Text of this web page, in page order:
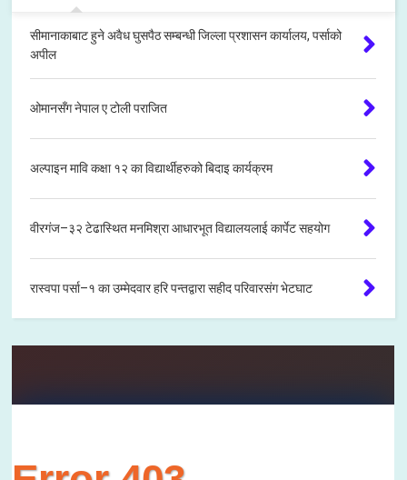
सीमानाकाबाट हुने अवैध घुसपैठ सम्बन्धी जिल्ला प्रशासन कार्यालय, पर्साको
अपील
ओमानसँग नेपाल ए टोली पराजित
अल्पाइन मावि कक्षा १२ का विद्यार्थीहरुको बिदाइ कार्यक्रम
वीरगंज–३२ टेढास्थित मनमिश्रा आधारभूत विद्यालयलाई कार्पेट सहयोग
रास्वपा पर्सा–१ का उम्मेदवार हरि पन्तद्वारा सहीद परिवारसंग भेटघाट